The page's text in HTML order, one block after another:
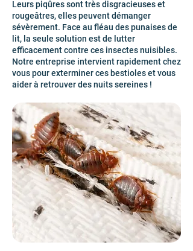
Leurs piqûres sont très disgracieuses et
rougeâtres, elles peuvent démanger
sévèrement. Face au fléau des punaises de
lit, la seule solution est de lutter
efficacement contre ces insectes nuisibles.
Notre entreprise intervient rapidement chez
vous pour exterminer ces bestioles et vous
aider à retrouver des nuits sereines !